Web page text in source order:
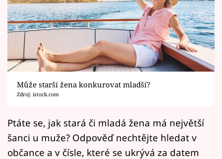
Horoskopy
Sledujte prima+
Filmový festival Karlovy Vary
Pořady
Mámy sobě
Přihlášení
Může starší žena konkurovat mladší?
Zdroj: istock.com
Ptáte se, jak stará či mladá žena má největší
šanci u muže? Odpověď nechtějte hledat v
občance a v čísle, které se ukrývá za datem